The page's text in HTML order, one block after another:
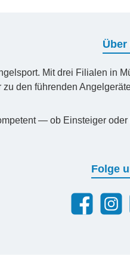
Mit drei Filialen in
zu den führenden
— ob Einsteiger
Folge
Facebook